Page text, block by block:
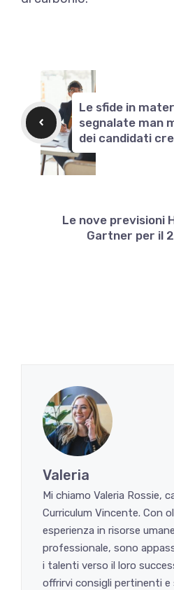
Le sfide in
segnalate man
dei candidati
Le nove previsioni
Gartner per il
Valeria
Mi chiamo Valeria Rossie,
Curriculum Vincente. Con
esperienza in risorse
professionale, sono
i talenti verso il loro
offrirvi consigli pertinenti